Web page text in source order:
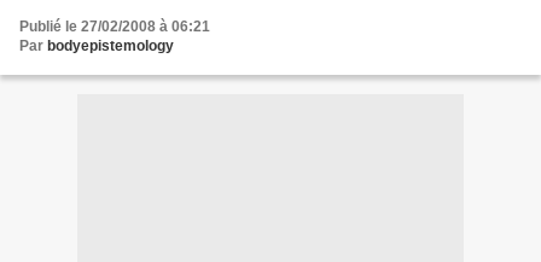
Publié le 27/02/2008 à 06:21
Par bodyepistemology